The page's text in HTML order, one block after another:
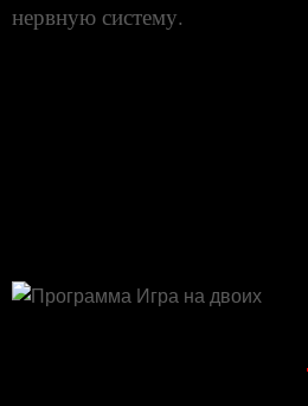
нервную систему.